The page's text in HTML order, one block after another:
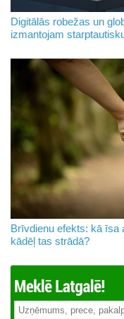
Digitālās robežas un
izmantojam
Brīvdienu efekts: kā īsa
kādēļ tas strādā?